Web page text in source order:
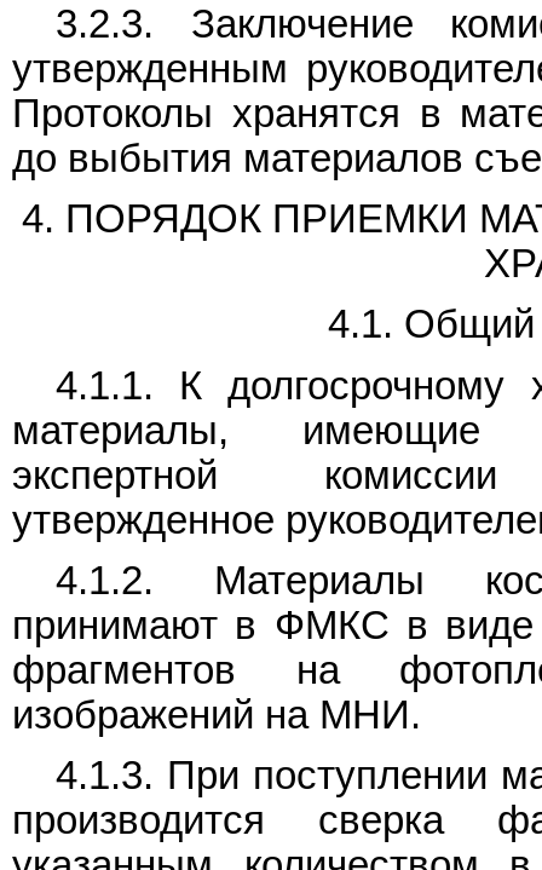
3.2.3. Заключение
утвержденным
Протоколы хранятся в
до выбытия материалов
4. ПОРЯДОК ПРИЕМКИ
4.1. Общий
4.1.1. К
материалы, имеющие
экспертной комиссии
утвержденное
4.1.2. Материалы
принимают в ФМКС в виде
фрагментов на
изображений на МНИ.
4.1.3. При поступлении
производится сверка